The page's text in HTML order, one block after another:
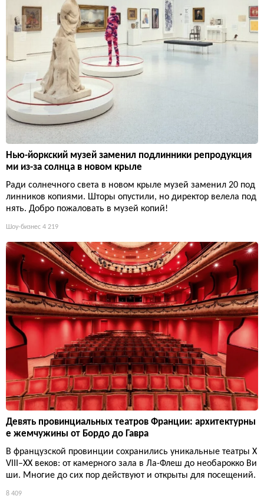
Нью-йоркский музей заменил подлинники репродукция
ми из-за солнца в новом крыле
Ради солнечного света в новом крыле музей заменил 20 под
линников копиями. Шторы опустили, но директор велела под
нять. Добро пожаловать в музей копий!
Шоу-бизнес 4 219
Девять провинциальных театров Франции: архитектурны
е жемчужины от Бордо до Гавра
В французской провинции сохранились уникальные театры X
VIII–XX веков: от камерного зала в Ла-Флеш до необарокко Ви
ши. Многие до сих пор действуют и открыты для посещений.
8 409